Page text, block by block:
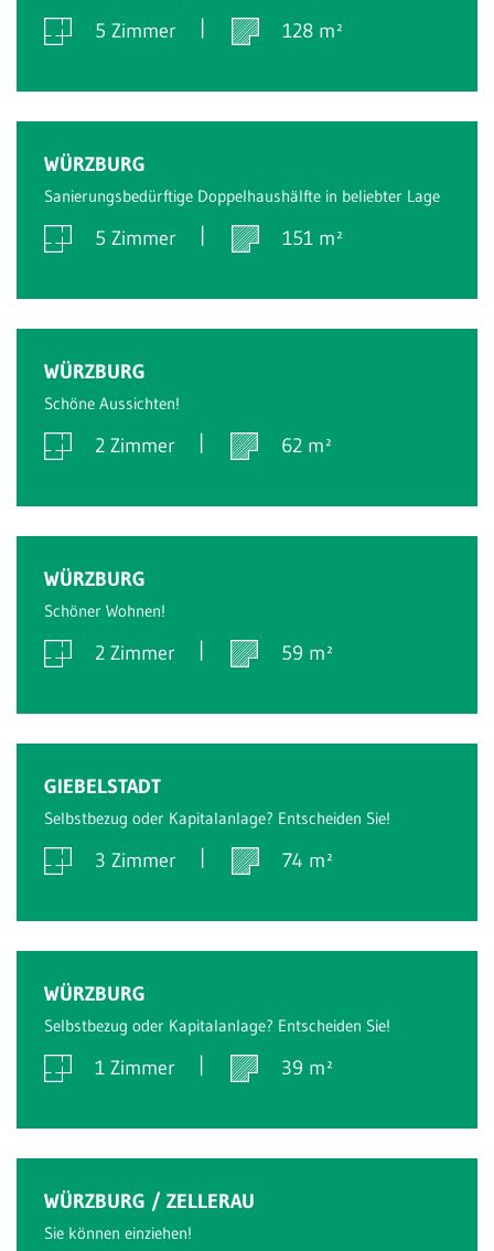
5 Zimmer 128 m²
WÜRZBURG
Sanierungsbedürftige Doppelhaushälfte in beliebter Lage
5 Zimmer 151 m²
WÜRZBURG
Schöne Aussichten!
2 Zimmer 62 m²
WÜRZBURG
Schöner Wohnen!
2 Zimmer 59 m²
GIEBELSTADT
Selbstbezug oder Kapitalanlage? Entscheiden Sie!
3 Zimmer 74 m²
WÜRZBURG
Selbstbezug oder Kapitalanlage? Entscheiden Sie!
1 Zimmer 39 m²
WÜRZBURG / ZELLERAU
Sie können einziehen!